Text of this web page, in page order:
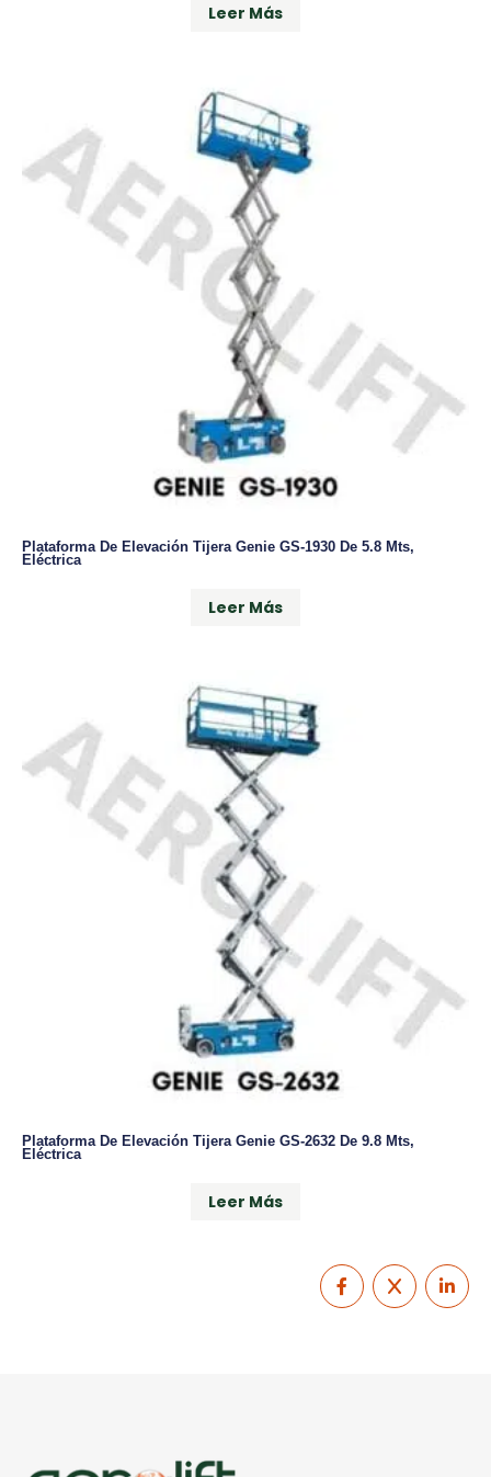
Leer Más
Plataforma De Elevación Tijera Genie GS-1930 De 5.8 Mts,
Eléctrica
Leer Más
Plataforma De Elevación Tijera Genie GS-2632 De 9.8 Mts,
Eléctrica
Leer Más